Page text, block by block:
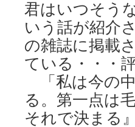
君はいつそう
いう話が紹介
の雑誌に掲載
ている・・・
「私は今の
る。第一点は
それで決まる